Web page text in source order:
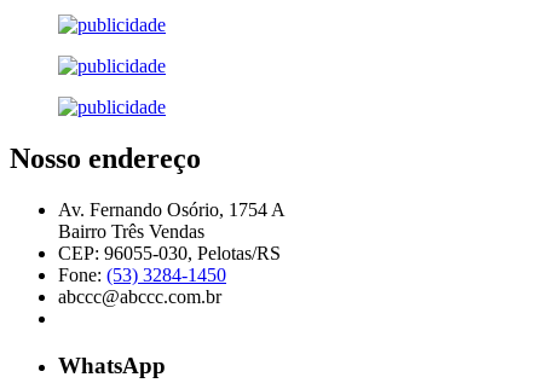
Nosso endereço
Av. Fernando Osório, 1754 A
Bairro Três Vendas
CEP: 96055-030, Pelotas/RS
Fone: (53) 3284-1450
abccc@abccc.com.br
WhatsApp